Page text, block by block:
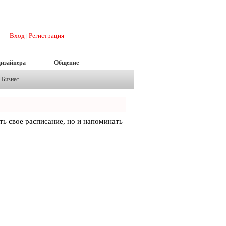
Вход Регистрация
Общение
Бизнес
свое расписание, но и напоминать